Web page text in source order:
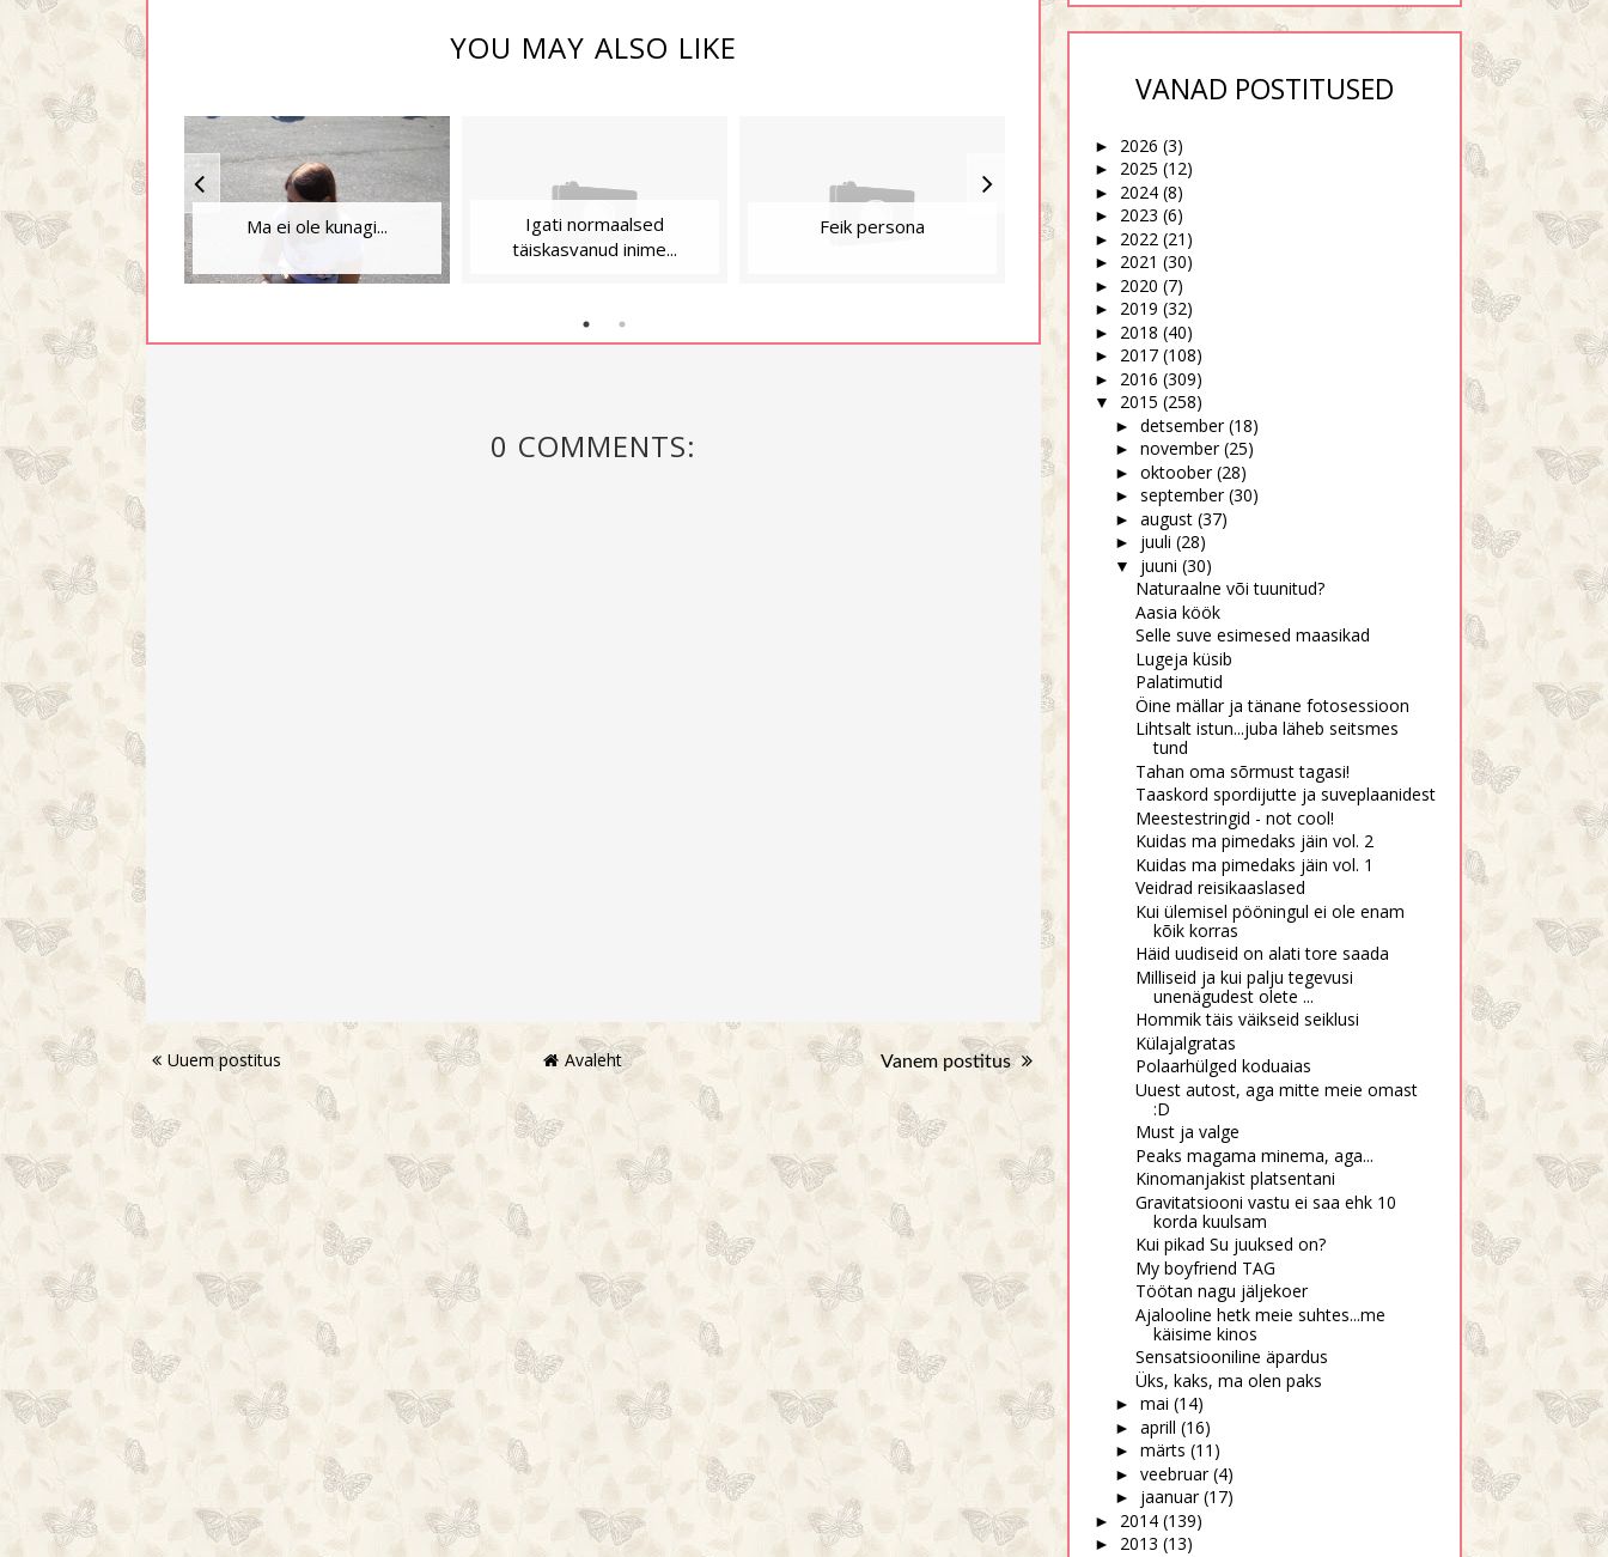
YOU MAY ALSO LIKE
Ma ei ole kunagi...
Igati normaalsed
täiskasvanud inime...
Feik persona
Ma plaanin oma pimedaks
jäämist suu...
0 COMMENTS:
Uuem postitus Vanem postitus
Avaleht
VANAD POSTITUSED
► 2026 (3)
► 2025 (12)
► 2024 (8)
► 2023 (6)
► 2022 (21)
► 2021 (30)
► 2020 (7)
► 2019 (32)
► 2018 (40)
► 2017 (108)
► 2016 (309)
▼ 2015 (258)
► detsember (18)
► november (25)
► oktoober (28)
► september (30)
► august (37)
► juuli (28)
▼ juuni (30)
Naturaalne või tuunitud?
Aasia köök
Selle suve esimesed maasikad
Lugeja küsib
Palatimutid
Öine mällar ja tänane fotosessioon
Lihtsalt istun...juba läheb seitsmes
tund
Tahan oma sõrmust tagasi!
Taaskord spordijutte ja suveplaanidest
Meestestringid - not cool!
Kuidas ma pimedaks jäin vol. 2
Kuidas ma pimedaks jäin vol. 1
Veidrad reisikaaslased
Kui ülemisel pööningul ei ole enam
kõik korras
Häid uudiseid on alati tore saada
Milliseid ja kui palju tegevusi
unenägudest olete ...
Hommik täis väikseid seiklusi
Külajalgratas
Polaarhülged koduaias
Uuest autost, aga mitte meie omast
:D
Must ja valge
Peaks magama minema, aga...
Kinomanjakist platsentani
Gravitatsiooni vastu ei saa ehk 10
korda kuulsam
Kui pikad Su juuksed on?
My boyfriend TAG
Töötan nagu jäljekoer
Ajalooline hetk meie suhtes...me
käisime kinos
Sensatsiooniline äpardus
Üks, kaks, ma olen paks
► mai (14)
► aprill (16)
► märts (11)
► veebruar (4)
► jaanuar (17)
► 2014 (139)
► 2013 (13)